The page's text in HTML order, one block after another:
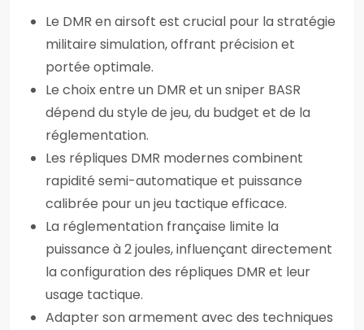
Le DMR en airsoft est crucial pour la stratégie
militaire simulation, offrant précision et
portée optimale.
Le choix entre un DMR et un sniper BASR
dépend du style de jeu, du budget et de la
réglementation.
Les répliques DMR modernes combinent
rapidité semi-automatique et puissance
calibrée pour un jeu tactique efficace.
La réglementation française limite la
puissance à 2 joules, influençant directement
la configuration des répliques DMR et leur
usage tactique.
Adapter son armement avec des techniques